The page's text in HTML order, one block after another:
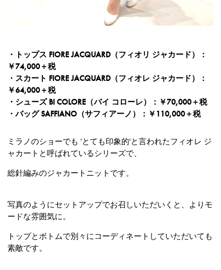
・トップス FIORE JACQUARD（フィオリ ジャカード）：
￥74,000＋税
・スカート FIORE JACQUARD（フィオレ ジャカード）：
￥64,000＋税
・シューズ BI COLORE（バイ コローレ）：￥70,000＋税
・バッグ SAFFIANO（サフィアーノ）：￥110,000＋税
ミラノのショーでも 'とても印象的'と言われたフィオレ ジ
ャカートと呼ばれているシリーズで、
総針編みのジャカートニットです。
写真のようにセットアップでお召しいただいくと、よりモ
ードな雰囲気に。
トップとボトムで別々にコーディネートしていただいても
素敵です。